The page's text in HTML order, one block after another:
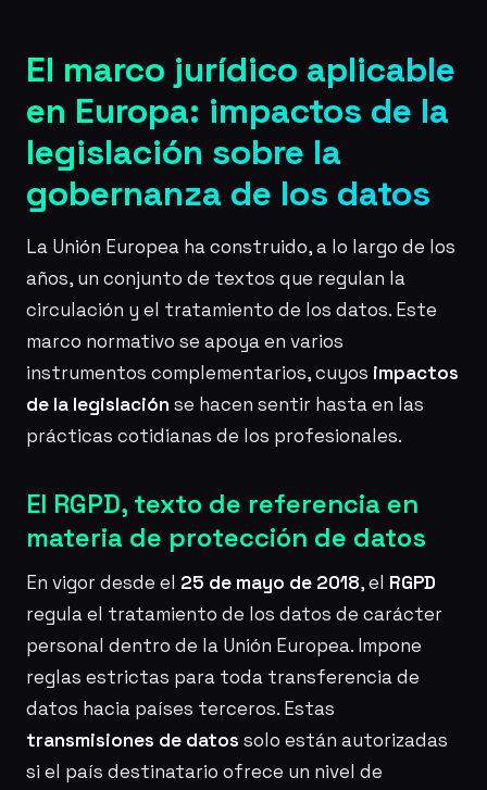
El marco jurídico aplicable
en Europa: impactos de la
legislación sobre la
gobernanza de los datos
La Unión Europea ha construido, a lo largo de los
años, un conjunto de textos que regulan la
circulación y el tratamiento de los datos. Este
marco normativo se apoya en varios
instrumentos complementarios, cuyos impactos
de la legislación se hacen sentir hasta en las
prácticas cotidianas de los profesionales.
El RGPD, texto de referencia en
materia de protección de datos
En vigor desde el 25 de mayo de 2018, el RGPD
regula el tratamiento de los datos de carácter
personal dentro de la Unión Europea. Impone
reglas estrictas para toda transferencia de
datos hacia países terceros. Estas
transmisiones de datos solo están autorizadas
si el país destinatario ofrece un nivel de